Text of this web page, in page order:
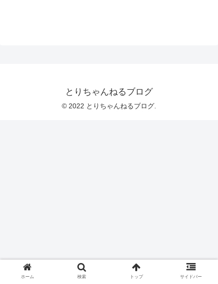
とりちゃんねるブログ
© 2022 とりちゃんねるブログ.
ホーム 検索 トップ サイドバー